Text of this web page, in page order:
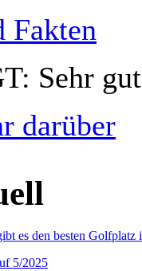
Fakten
Sehr
darüber
es den besten
5/2025